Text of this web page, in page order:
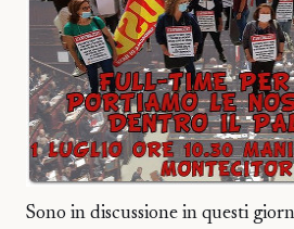
Sono in discussione in questi